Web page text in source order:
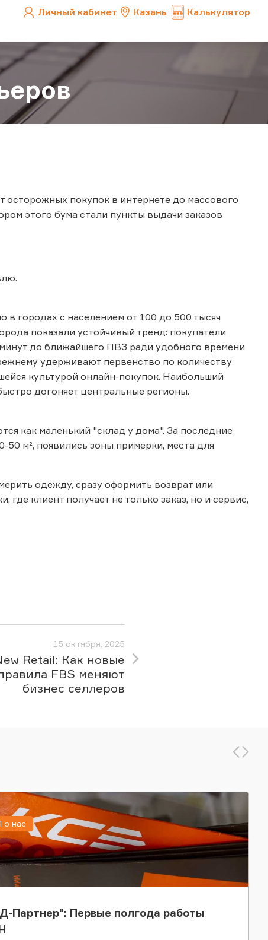
Личный кабинет Казань Калькулятор
осторожных покупок в интернете до массового
этого бума стали пункты выдачи заказов
в городах с населением от 100 до 500 тысяч
показали устойчивый тренд: покупатели
до ближайшего ПВЗ ради удобного времени
удерживают первенство по количеству
культурой онлайн-покупок. Наибольший
догоняет центральные регионы.
как маленький "склад у дома". За последние
м², появились зоны примерки, места для
одежду, сразу оформить возврат или
клиент получает не только заказ, но и сервис,
15 октября, 2025
Retail: Как новые
FBS меняют
бизнес селлеров
Партнер": Первые полгода работы
нас